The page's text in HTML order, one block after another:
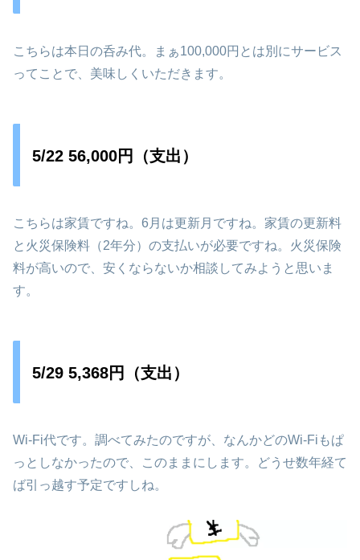
こちらは本日の呑み代。まぁ100,000円とは別にサービス
ってことで、美味しくいただきます。
5/22 56,000円（支出）
こちらは家賃ですね。6月は更新月ですね。家賃の更新料
と火災保険料（2年分）の支払いが必要ですね。火災保険
料が高いので、安くならないか相談してみようと思いま
す。
5/29 5,368円（支出）
Wi-Fi代です。調べてみたのですが、なんかどのWi-Fiもぱ
っとしなかったので、このままにします。どうせ数年経て
ば引っ越す予定ですしね。